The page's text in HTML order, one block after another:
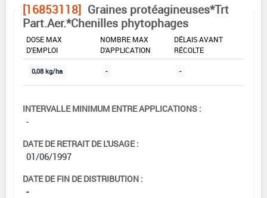
[16853118] Graines protéagineuses*Trt
Part.Aer.*Chenilles phytophages
DOSE MAX
D'EMPLOI
NOMBRE MAX
D'APPLICATION
DÉLAIS AVANT
RÉCOLTE
0,08 kg/ha - -
INTERVALLE MINIMUM ENTRE APPLICATIONS :
-
DATE DE RETRAIT DE L'USAGE :
01/06/1997
DATE DE FIN DE DISTRIBUTION :
-